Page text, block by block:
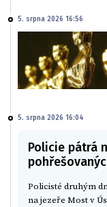
5. srpna 2026 16:56
5. srpna 2026 16:04
Policie pátrá
Policisté druhým
na jezeře Most v